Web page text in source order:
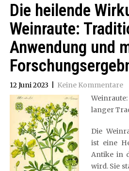
Die heilende
Weinraute:
Anwendung und
12 Juni 2023
Keine Kommentare
langer
Die
ist eine
Antike in
wird. Sie